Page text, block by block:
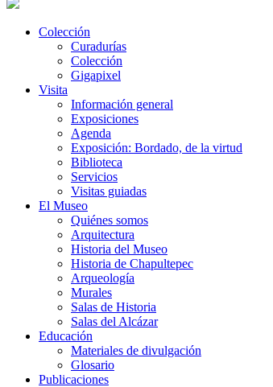
Colección
Curadurías
Colección
Gigapixel
Visita
Información general
Exposiciones
Agenda
Exposición: Bordado, de la virtud
Biblioteca
Servicios
Visitas guiadas
El Museo
Quiénes somos
Arquitectura
Historia del Museo
Historia de Chapultepec
Arqueología
Murales
Salas de Historia
Salas del Alcázar
Educación
Materiales de divulgación
Glosario
Publicaciones